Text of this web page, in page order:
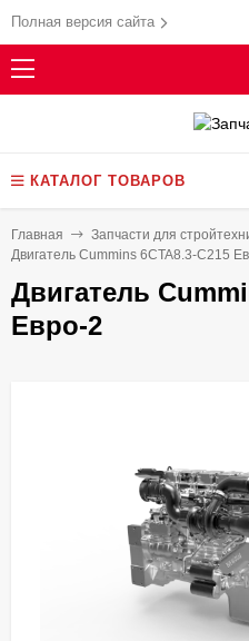
Полная версия сайта
КАТАЛОГ ТОВАРОВ
Главная
Запчасти для
Двигатель Cummins 6CTA8.3-C215
Двигатель
Евро-2